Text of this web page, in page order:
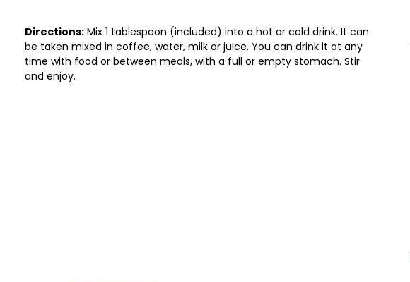
Directions: Mix 1 tablespoon (included) into a hot or cold drink. It can
be taken mixed in coffee, water, milk or juice. You can drink it at any
time with food or between meals, with a full or empty stomach. Stir
and enjoy.